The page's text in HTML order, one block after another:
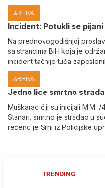
ARHIVA
Incident: Potukli se
Na prednovogodišnjoj
sa strancima BiH koja je
incident tačnije tuča
ARHIVA
Јedno lice smrtno
Muškarac čiji su inicijali M.M.
Stanari, smrtno je stradao u
rečeno je Srni iz Policijske
TRENDING